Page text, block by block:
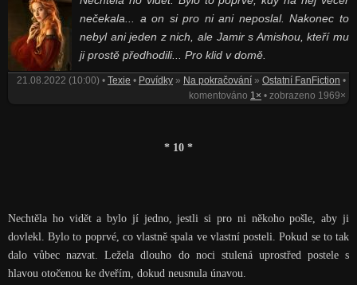
nečekala... a on si pro ni ani neposlal. Nakonec to
nebyl ani jeden z nich, ale Jamir s Amishou, kteří mu
ji prostě předhodili... Pro klid v domě.
21.08.2022 (10:00) •Texie • Povídky » Na pokračování »Ostatní FanFiction •
komentováno 1× • zobrazeno 1969×
* 10 *
Nechtěla ho vidět a bylo jí jedno, jestli si pro ni někoho pošle, aby ji
dovlekl. Bylo to poprvé, co vlastně spala ve vlastní posteli. Pokud se to tak
dalo vůbec nazvat. Ležela dlouho do noci stulená uprostřed postele s
hlavou otočenou ke dveřím, dokud neusnula únavou.